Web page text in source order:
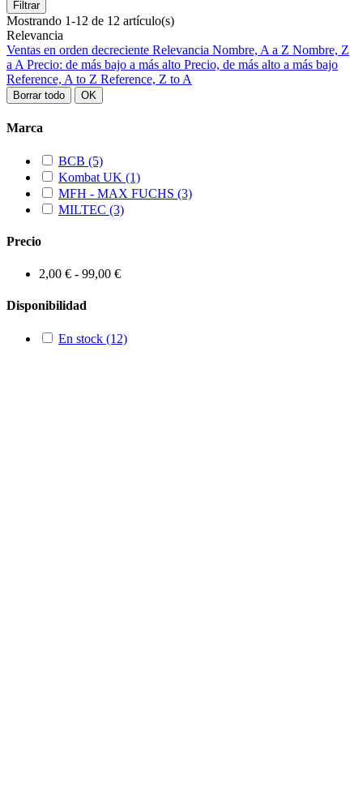
Filtrar
Mostrando 1-12 de 12 artículo(s)
Relevancia
Ventas en orden decreciente Relevancia Nombre, A a Z Nombre, Z
a A Precio: de más bajo a más alto Precio, de más alto a más bajo
Reference, A to Z Reference, Z to A
Borrar todo OK
Marca
BCB (5)
Kombat UK (1)
MFH - MAX FUCHS (3)
MILTEC (3)
Precio
2,00 € - 99,00 €
Disponibilidad
En stock (12)